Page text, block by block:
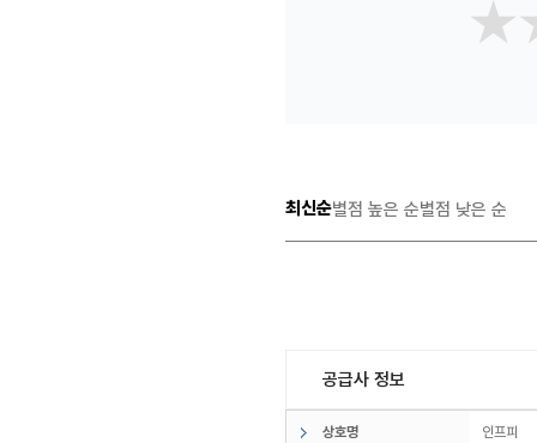
최신순별점 높은 순별점 낮은 순
공급사 정보
상호명 인프피